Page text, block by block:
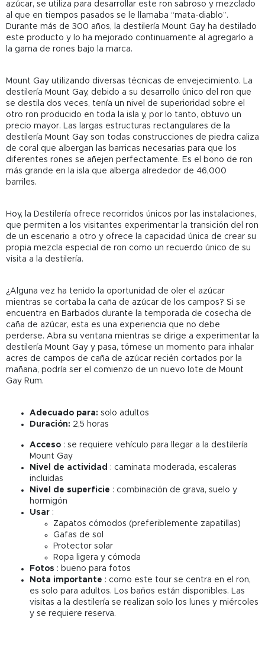
azúcar, se utiliza para desarrollar este ron sabroso y mezclado
al que en tiempos pasados se le llamaba “mata-diablo”.
Durante más de 300 años, la destilería Mount Gay ha destilado
este producto y lo ha mejorado continuamente al agregarlo a
la gama de rones bajo la marca.
Mount Gay utilizando diversas técnicas de envejecimiento. La
destilería Mount Gay, debido a su desarrollo único del ron que
se destila dos veces, tenía un nivel de superioridad sobre el
otro ron producido en toda la isla y, por lo tanto, obtuvo un
precio mayor. Las largas estructuras rectangulares de la
destilería Mount Gay son todas construcciones de piedra caliza
de coral que albergan las barricas necesarias para que los
diferentes rones se añejen perfectamente. Es el bono de ron
más grande en la isla que alberga alrededor de 46,000
barriles.
Hoy, la Destilería ofrece recorridos únicos por las instalaciones,
que permiten a los visitantes experimentar la transición del ron
de un escenario a otro y ofrece la capacidad única de crear su
propia mezcla especial de ron como un recuerdo único de su
visita a la destilería.
¿Alguna vez ha tenido la oportunidad de oler el azúcar
mientras se cortaba la caña de azúcar de los campos? Si se
encuentra en Barbados durante la temporada de cosecha de
caña de azúcar, esta es una experiencia que no debe
perderse. Abra su ventana mientras se dirige a experimentar la
destilería Mount Gay y pasa, tómese un momento para inhalar
acres de campos de caña de azúcar recién cortados por la
mañana, podría ser el comienzo de un nuevo lote de Mount
Gay Rum.
Adecuado para: solo adultos
Duración: 2,5 horas
Acceso : se requiere vehículo para llegar a la destilería
Mount Gay
Nivel de actividad : caminata moderada, escaleras
incluidas
Nivel de superficie : combinación de grava, suelo y
hormigón
Usar :
Zapatos cómodos (preferiblemente zapatillas)
Gafas de sol
Protector solar
Ropa ligera y cómoda
Fotos : bueno para fotos
Nota importante : como este tour se centra en el ron,
es solo para adultos. Los baños están disponibles. Las
visitas a la destilería se realizan solo los lunes y miércoles
y se requiere reserva.